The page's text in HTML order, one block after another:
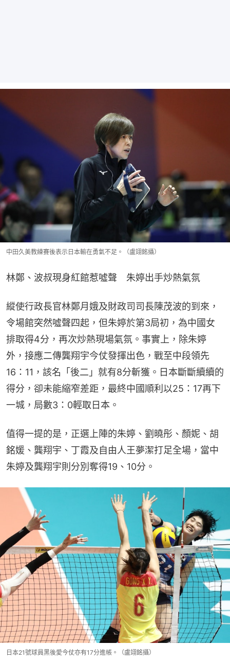
中田久美教練賽後表示日本輸在勇氣不足。（盧翊銘攝）
林鄭、波叔現身紅館惹噓聲　朱婷出手炒熱氣氛
縱使行政長官林鄭月娥及財政司司長陳茂波的到來，
令場館突然噓聲四起，但朱婷於第3局初，為中國女
排取得4分，再次炒熱現場氣氛。事實上，除朱婷
外，接應二傳龔翔宇今仗發揮出色，戰至中段領先
16：11，該名「後二」就有8分斬獲。日本斷斷續續的
得分，卻未能縮窄差距，最終中國順利以25：17再下
一城，局數3：0輕取日本。
值得一提的是，正選上陣的朱婷、劉曉彤、顏妮、胡
銘媛、龔翔宇、丁霞及自由人王夢潔打足全場，當中
朱婷及龔翔宇則分別奪得19、10分。
日本21號球員黑後愛今仗亦有17分進帳。（盧翊銘攝）